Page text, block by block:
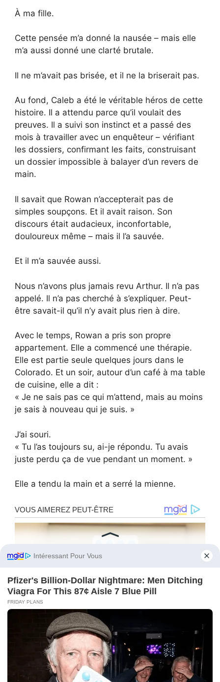
À ma fille.
Cette pensée m’a donné la nausée – mais elle
m’a aussi donné une clarté brutale.
Il ne m’avait pas brisée, et il ne la briserait pas.
Au fond, Caleb a été le véritable héros de cette
histoire. Il a attendu parce qu’il voulait des
preuves. Il a suivi son instinct et a passé des
mois à travailler avec un enquêteur – vérifiant
les dossiers, confirmant les faits, construisant
un dossier impossible à balayer d’un revers de
main.
Il savait que Rowan n’accepterait pas de
simples soupçons. Et il avait raison. Son
discours était audacieux, inconfortable,
douloureux même – mais il l’a sauvée.
Et il m’a sauvée aussi.
Nous n’avons plus jamais revu Arthur. Il n’a pas
appelé. Il n’a pas cherché à s’expliquer. Peut-
être savait-il qu’il n’y avait plus rien à dire.
Avec le temps, Rowan a pris son propre
appartement. Elle a commencé une thérapie.
Elle est partie seule quelques jours dans le
Colorado. Et un soir, autour d’un café à ma table
de cuisine, elle a dit :
« Je ne sais pas ce qui m’attend, mais au moins
je sais à nouveau qui je suis. »
J’ai souri.
« Tu l’as toujours su, ai-je répondu. Tu avais
juste perdu ça de vue pendant un moment. »
Elle a tendu la main et a serré la mienne.